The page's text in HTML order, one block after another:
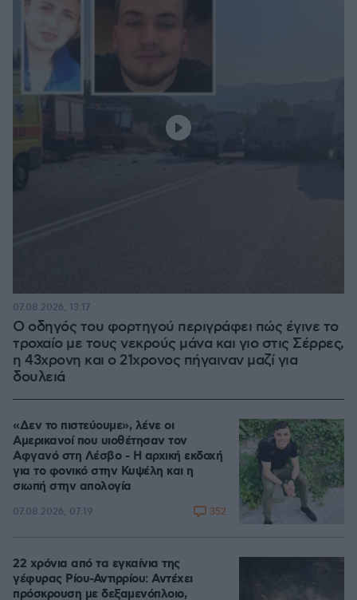
Ο οδηγός του φορτηγού περιγράφει πώς έγινε το
τροχαίο με τους νεκρούς μάνα και γιο στις Σέρρες,
η 43χρονη και ο 21χρονος πήγαιναν μαζί για
δουλειά
07.08.2026, 13:17
«Δεν το πιστεύουμε», λένε οι
Αμερικανοί που υιοθέτησαν τον
Αφγανό στη Λέσβο - Η αρχική εκδοχή
για το φονικό στην Κυψέλη και η
σιωπή στην απολογία
07.08.2026, 07:19 352
22 χρόνια από τα εγκαίνια της
γέφυρας Ρίου-Αντιρρίου: Αντέχει
πρόσκρουση με δεξαμενόπλοιο,